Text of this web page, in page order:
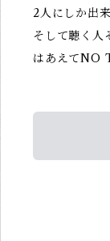
2人にしか出
そして聴く人
はあえてNO